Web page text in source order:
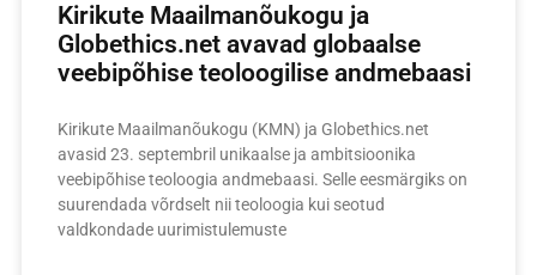
Kirikute Maailmanõukogu ja
Globethics.net avavad globaalse
veebipõhise teoloogilise andmebaasi
Kirikute Maailmanõukogu (KMN) ja Globethics.net
avasid 23. septembril unikaalse ja ambitsioonika
veebipõhise teoloogia andmebaasi. Selle eesmärgiks on
suurendada võrdselt nii teoloogia kui seotud
valdkondade uurimistulemuste